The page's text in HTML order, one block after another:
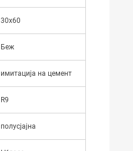
30x60
Беж
имитација на цемент
R9
полусјајна